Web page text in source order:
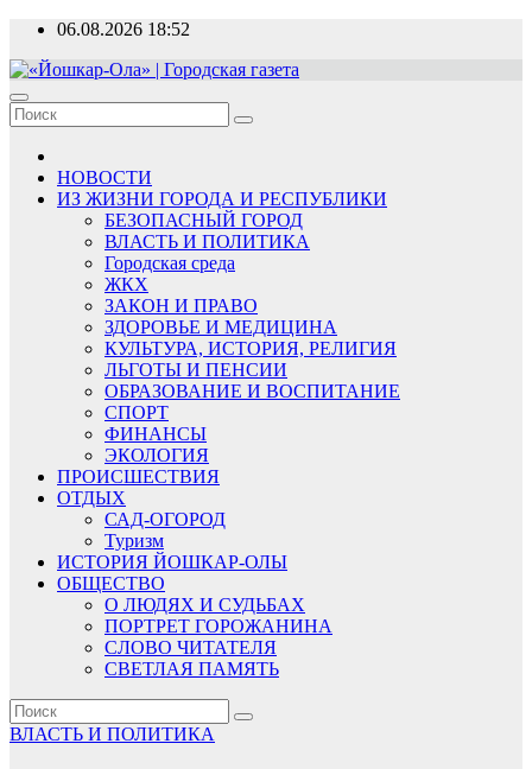
Перейти
содержимому
06.08.2026 18:52
«Йошкар-Ола» | Городская газета
Новости, события, люди
НОВОСТИ
ИЗ ЖИЗНИ ГОРОДА И РЕСПУБЛИКИ
БЕЗОПАСНЫЙ ГОРОД
ВЛАСТЬ И ПОЛИТИКА
Городская среда
ЖКХ
ЗАКОН И ПРАВО
ЗДОРОВЬЕ И МЕДИЦИНА
КУЛЬТУРА, ИСТОРИЯ, РЕЛИГИЯ
ЛЬГОТЫ И ПЕНСИИ
ОБРАЗОВАНИЕ И ВОСПИТАНИЕ
СПОРТ
ФИНАНСЫ
ЭКОЛОГИЯ
ПРОИСШЕСТВИЯ
ОТДЫХ
САД-ОГОРОД
Туризм
ИСТОРИЯ ЙОШКАР-ОЛЫ
ОБЩЕСТВО
О ЛЮДЯХ И СУДЬБАХ
ПОРТРЕТ ГОРОЖАНИНА
СЛОВО ЧИТАТЕЛЯ
СВЕТЛАЯ ПАМЯТЬ
ВЛАСТЬ И ПОЛИТИКА